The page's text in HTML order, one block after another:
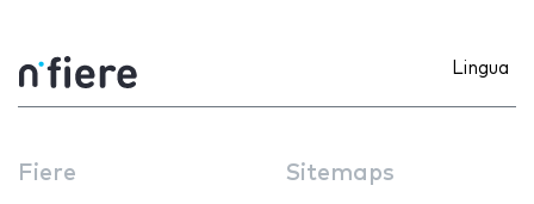
Lingua
Fiere Sitemaps